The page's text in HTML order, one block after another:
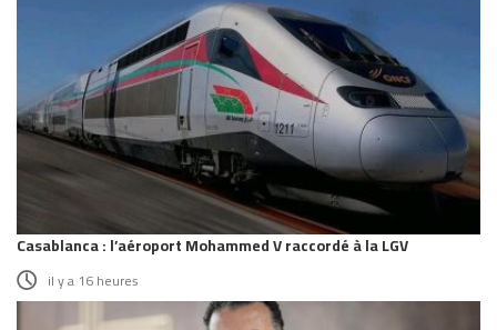
Casablanca : l’aéroport Mohammed V raccordé à la LGV
il y a 16 heures